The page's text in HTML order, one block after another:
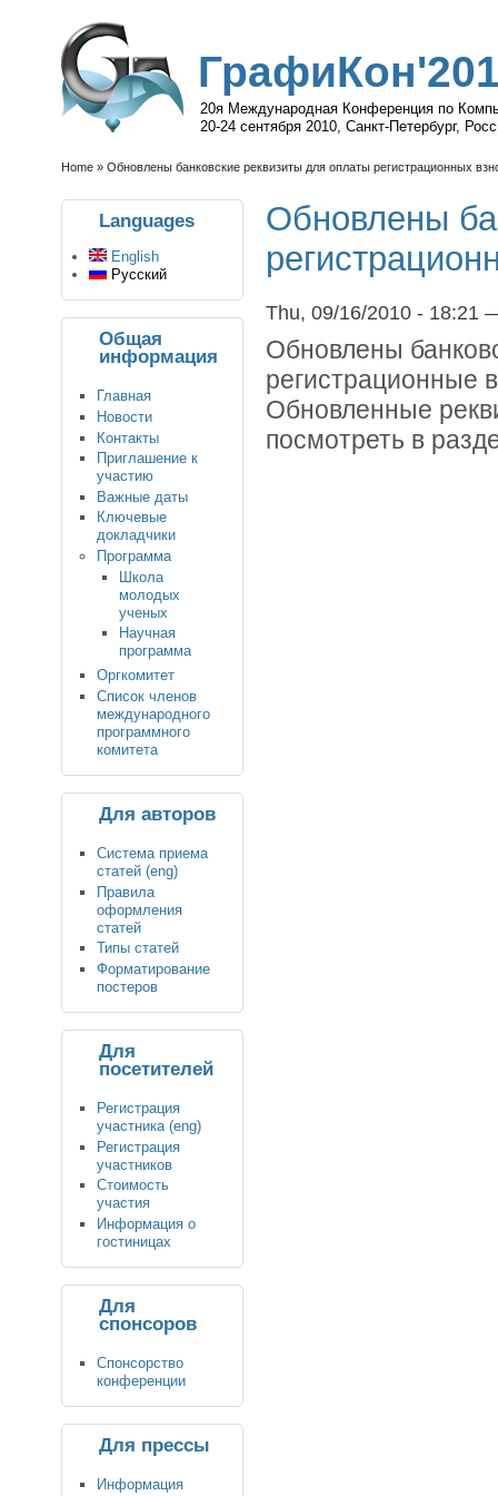
20я Международная Конференция по
20-24 сентября 2010, Санкт-Петербург,
Home » Обновлены банковские реквизиты для оплаты регистрационных
Обновлены
Thu, 09/16/2010 - 18:21
Обновлены
регистрационные
Обновленные
посмотреть в
Languages
English
Русский
Общая
информация
Главная
Новости
Контакты
Приглашение к
участию
Важные даты
Ключевые
докладчики
Программа
Школа
молодых
ученых
Научная
программа
Оргкомитет
Список членов
международного
программного
комитета
Для авторов
Система приема
статей (eng)
Правила
оформления
статей
Типы статей
Форматирование
постеров
Для
посетителей
Регистрация
участника (eng)
Регистрация
участников
Стоимость
участия
Информация о
гостиницах
Для
спонсоров
Спонсорство
конференции
Для прессы
Информация